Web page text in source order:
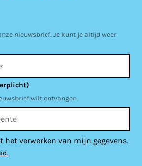
nieuwsbrief. Je kunt je altijd weer
wilt ontvangen
het verwerken van mijn gegevens.